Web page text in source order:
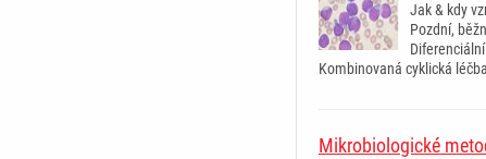
Jak & kdy
Pozdní,
Kombinovaná cyklická
Mikrobiologické